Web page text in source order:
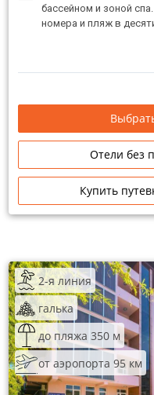
бассейном и зоной
номера и пляж в
Отели без
Купить
2-я линия
галька
до пляжа 350 м
от аэропорта 95 км